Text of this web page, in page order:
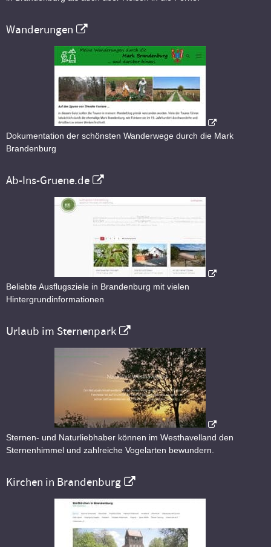
Wanderungen
Dokumentation der schönsten Wanderwege durch die Mark
Brandenburg
Ab-Ins-Gruene.de
Beliebte Ausflugsziele in Brandenburg mit vielen
Hintergrundinformationen
Urlaub im Sternenpark
Sternen- und Naturliebhaber können im Westhavelland den
Sternenhimmel und zahlreiche Vogelarten bewundern.
Kirchen in Brandenburg